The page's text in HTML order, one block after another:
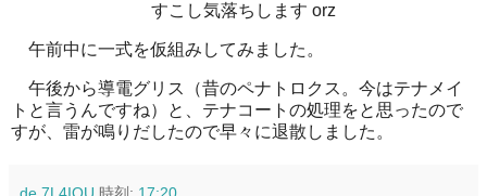
すこし気落ちします orz
午前中に一式を仮組みしてみました。
午後から導電グリス（昔のペナトロクス。今はテナメイ
トと言うんですね）と、テナコートの処理をと思ったので
すが、雷が鳴りだしたので早々に退散しました。